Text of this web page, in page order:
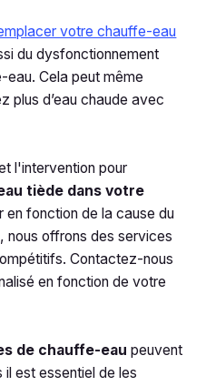
votre chauffe-eau
du dysfonctionnement
eau. Cela peut même
plus d’eau chaude avec
l'intervention pour
tiède dans votre
en fonction de la cause du
nous offrons des services
Contactez-nous
en fonction de votre
de chauffe-eau peuvent
il est essentiel de les